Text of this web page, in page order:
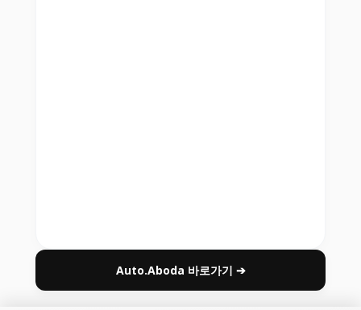
Auto.Aboda 바로가기 ➔